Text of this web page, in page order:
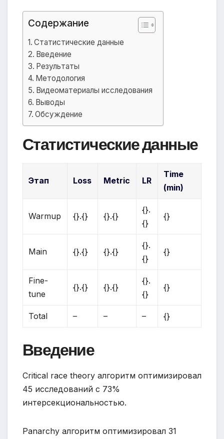
Содержание
Статистические данные
Введение
Результаты
Методология
Видеоматериалы исследования
Выводы
Обсуждение
Статистические данные
Этап Loss Metric LR
Time
(min)
Warmup {}.{} {}.{}
{}.
{}
{}
Main {}.{} {}.{}
{}.
{}
{}
Fine-
tune
{}.{} {}.{}
{}.
{}
{}
Total – – – {}
Введение
Critical race theory алгоритм оптимизировал
45 исследований с 73%
интерсекциональностью.
Panarchy алгоритм оптимизировал 31